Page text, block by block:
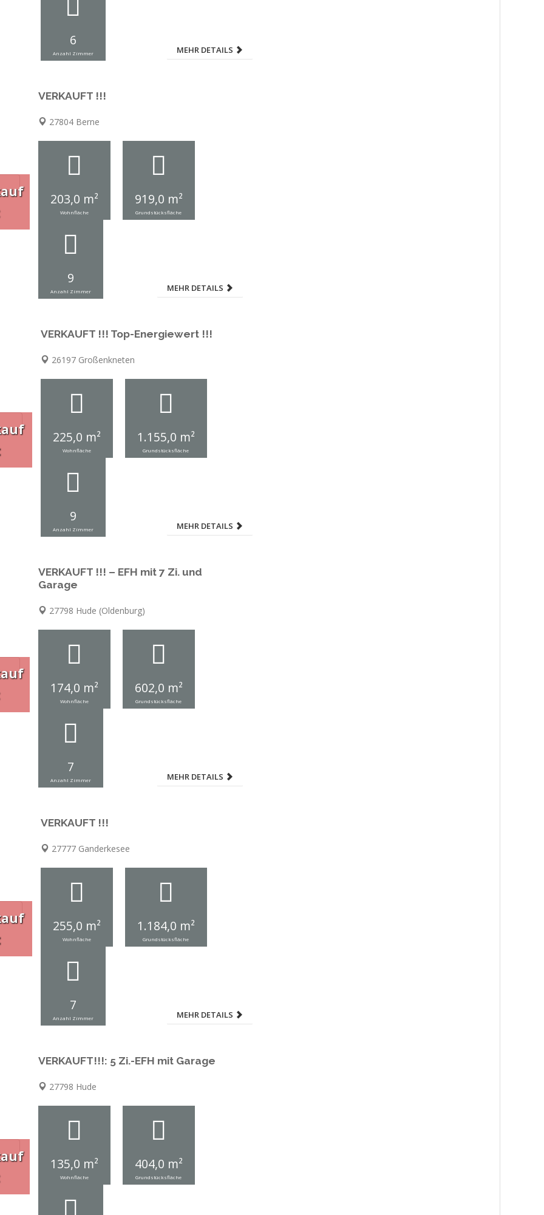
6
Anzahl Zimmer MEHR DETAILS
VERKAUFT !!!
27804 Berne
203,0 m²
Wohnfläche
919,0 m²
Grundstücksfläche
9
Anzahl Zimmer MEHR DETAILS
VERKAUFT !!! Top-Energiewert !!!
26197 Großenkneten
225,0 m²
Wohnfläche
1.155,0 m²
Grundstücksfläche
9
Anzahl Zimmer MEHR DETAILS
VERKAUFT !!! – EFH mit 7 Zi. und
Garage
27798 Hude (Oldenburg)
174,0 m²
Wohnfläche
602,0 m²
Grundstücksfläche
7
Anzahl Zimmer MEHR DETAILS
VERKAUFT !!!
27777 Ganderkesee
255,0 m²
Wohnfläche
1.184,0 m²
Grundstücksfläche
7
Anzahl Zimmer MEHR DETAILS
VERKAUFT!!!: 5 Zi.-EFH mit Garage
27798 Hude
135,0 m²
Wohnfläche
404,0 m²
Grundstücksfläche